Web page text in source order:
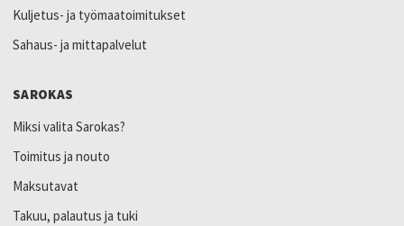
Kuljetus- ja työmaatoimitukset
Sahaus- ja mittapalvelut
SAROKAS
Miksi valita Sarokas?
Toimitus ja nouto
Maksutavat
Takuu, palautus ja tuki